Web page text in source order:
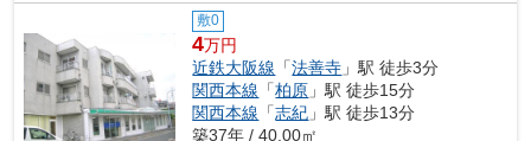
敷0
4万円
近鉄大阪線 「法善寺 」駅 徒歩3分
関西本線 「柏原 」駅 徒歩15分
関西本線 「志紀 」駅 徒歩13分
築37年 / 40.00㎡